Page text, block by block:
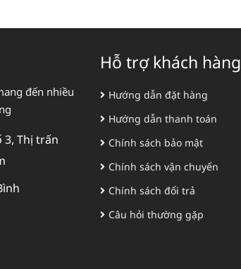
đến nhiều
3, Thị trấn
Hỗ trợ khách hàng
Hướng dẫn đặt hàng
Hướng dẫn thanh toán
Chính sách bảo mật
Chính sách vận chuyển
Chính sách đổi trả
Câu hỏi thường gặp